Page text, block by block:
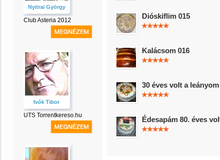
Nyitrai György
Club Asteria 2012
Ivók Tibor
UTS Torrentkereso.hu
Dióskiflim 015
Kalácsom 016
30 éves volt a leányom
Édesapám 80. éves